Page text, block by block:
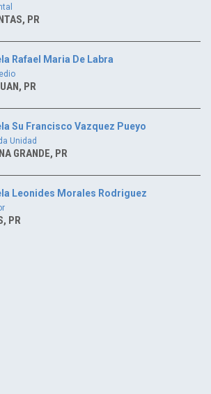
PR
Rafael Maria De Labra
PR
Su Francisco Vazquez Pueyo
Unidad
GRANDE, PR
Leonides Morales Rodriguez
PR